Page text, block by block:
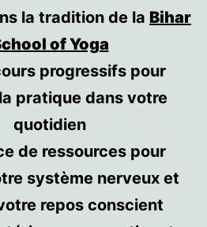
la tradition de la Bihar
of Yoga
progressifs pour
pratique dans votre
quotidien
de ressources pour
système nerveux et
repos conscient